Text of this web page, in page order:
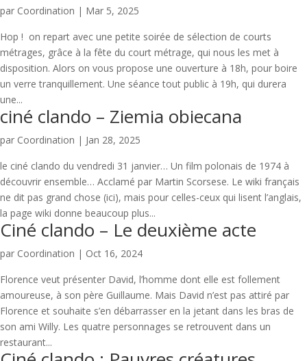
par Coordination | Mar 5, 2025
Hop ! on repart avec une petite soirée de sélection de courts
métrages, grâce à la fête du court métrage, qui nous les met à
disposition. Alors on vous propose une ouverture à 18h, pour boire
un verre tranquillement. Une séance tout public à 19h, qui durera
une...
ciné clando – Ziemia obiecana
par Coordination | Jan 28, 2025
le ciné clando du vendredi 31 janvier… Un film polonais de 1974 à
découvrir ensemble… Acclamé par Martin Scorsese. Le wiki français
ne dit pas grand chose (ici), mais pour celles-ceux qui lisent l’anglais,
la page wiki donne beaucoup plus...
Ciné clando – Le deuxième acte
par Coordination | Oct 16, 2024
‌Florence veut présenter David, l’homme dont elle est follement
amoureuse, à son père Guillaume. Mais David n’est pas attiré par
Florence et souhaite s’en débarrasser en la jetant dans les bras de
son ami Willy. Les quatre personnages se retrouvent dans un
restaurant...